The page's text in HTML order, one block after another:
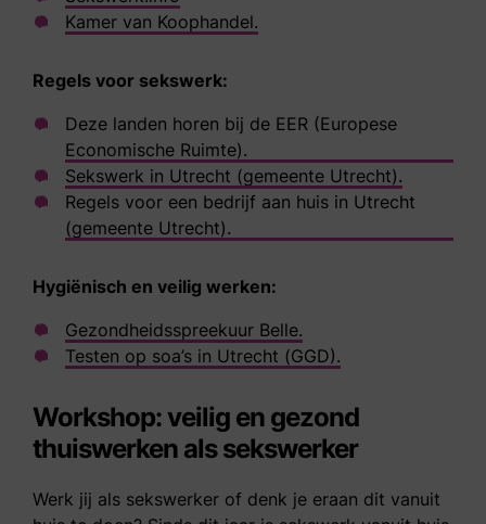
Kamer van Koophandel.
Regels voor sekswerk:
Deze landen horen bij de EER (Europese
Economische Ruimte).
Sekswerk in Utrecht (gemeente Utrecht).
Regels voor een bedrijf aan huis in Utrecht
(gemeente Utrecht).
Hygiënisch en veilig werken:
Gezondheidsspreekuur Belle.
Testen op soa’s in Utrecht (GGD).
Workshop: veilig en gezond
thuiswerken als sekswerker
Werk jij als sekswerker of denk je eraan dit vanuit